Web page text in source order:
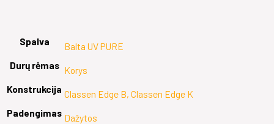
Spalva
Balta UV PURE
Durų rėmas Korys
Konstrukcija Classen Edge B, Classen Edge K
Padengimas Dažytos